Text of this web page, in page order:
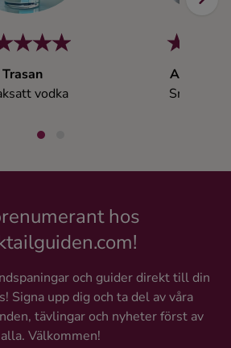
Trasan
vodka
Absolut
Smaksatt
hos
och guider direkt till din
Signa upp dig och ta del av våra
tävlingar och nyheter först av
alla. Välkommen!